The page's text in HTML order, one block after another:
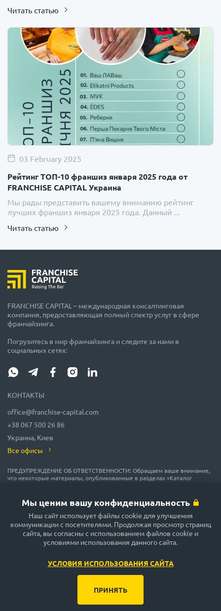
Читать статью
03 February 2025
Рейтинг ТОП-10 франшиз января 2025 года от
FRANCHISE CAPITAL Украина
Мы рады представить вашему вниманию рейтинг
лучших франшиз января 2025 года. Данный ...
Читать статью
Мы ценим вашу конфиденциальность
Наш сайт использует файлы cookie для улучшения
коммуникации с посетителями. Продолжая просмотр страниц
сайта, вы согласны с использованием файлов cookie и
условиями использования данного сайта.
УСЛОВИЯ ИСПОЛЬЗОВАНИЯ САЙТА
ПРИНЯТЬ
FRANCHISE CAPITAL – международная консалтинговая
компания, предоставляющая полный спектр услуг в сфере
франчайзинга.
Погрузитесь в мир франчайзинга и следите за нами в
социальных сетях:
КОНТАКТЫ
office@franchise-capital.com
+38 067 500 26 86
Украина, Киев
Все офисы
ПРЕДУПРЕЖДЕНИЕ ОБ ОТВЕТСТВЕННОСТИ: Обращаем ваше внимание,
что некоторые материалы, опубликованные в разделах «Каталог
рекламы или получены на безвозмездной основе из источников,
которые мы считаем надежными, но их точность и полнота не
гарантируются! В соответствии с законодательством, администрация
сайта FRANCHISE CAPITAL не гарантирует и не обещает в будущем
доходности никаких вложений, не дает гарантии надежности
возможных инвестиций и стабильности размеров возможных доходов.
Сайт FRANCHISE CAPITAL не несёт никакой ответственности за
Правила и условия использования сайта
by turbota.agency